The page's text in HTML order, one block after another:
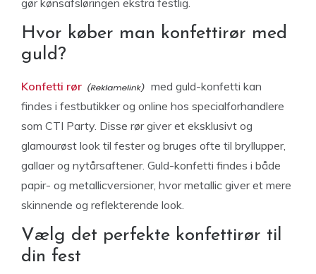
gør kønsafsløringen ekstra festlig.
Hvor køber man konfettirør med
guld?
Konfetti rør
med guld-konfetti kan
findes i festbutikker og online hos specialforhandlere
som CTI Party. Disse rør giver et eksklusivt og
glamourøst look til fester og bruges ofte til bryllupper,
gallaer og nytårsaftener. Guld-konfetti findes i både
papir- og metallicversioner, hvor metallic giver et mere
skinnende og reflekterende look.
Vælg det perfekte konfettirør til
din fest